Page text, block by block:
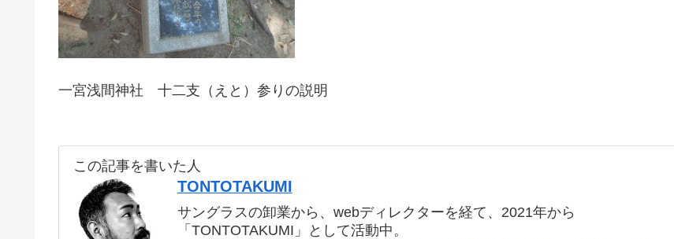
一宮浅間神社 十二支（えと）参りの説明
この記事を書いた人
TONTOTAKUMI
サングラスの卸業から、webディレクターを経て、2021年から
「TONTOTAKUMI」として活動中。